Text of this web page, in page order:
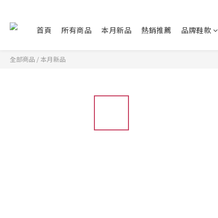
首頁 所有商品 本月新品 熱銷推薦 品牌鞋款
全部商品 / 本月新品